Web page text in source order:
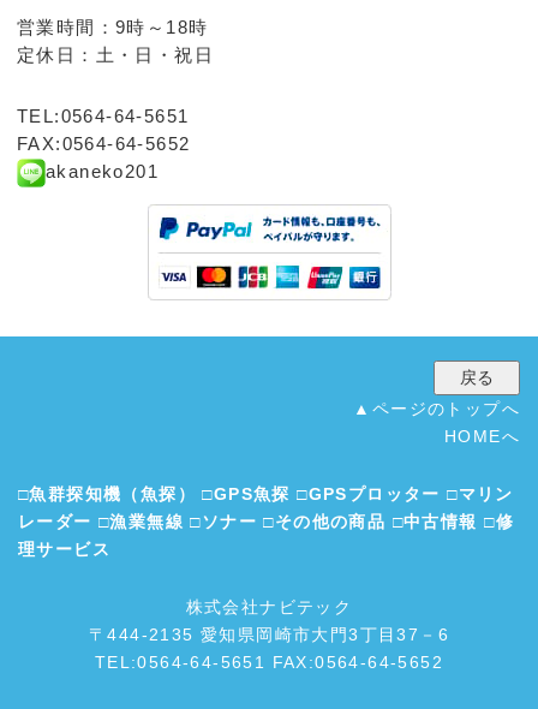
営業時間：9時～18時
定休日：土・日・祝日
TEL:0564-64-5651
FAX:0564-64-5652
akaneko201
▲ページのトップへ
HOMEへ
□魚群探知機（魚探） □GPS魚探 □GPSプロッター □マリン
レーダー □漁業無線 □ソナー □その他の商品 □中古情報 □修
理サービス
株式会社ナビテック
〒444-2135 愛知県岡崎市大門3丁目37－6
TEL:0564-64-5651 FAX:0564-64-5652